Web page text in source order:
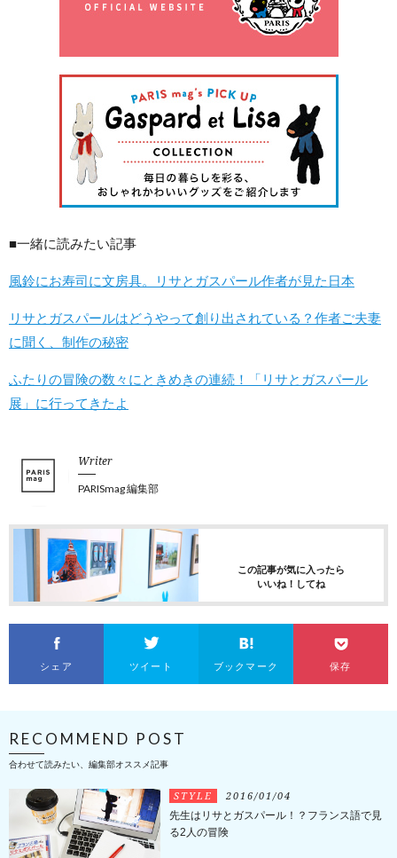
■一緒に読みたい記事
風鈴にお寿司に文房具。リサとガスパール作者が見た日本
リサとガスパールはどうやって創り出されている？作者ご夫妻
に聞く、制作の秘密
ふたりの冒険の数々にときめきの連続！「リサとガスパール
展」に行ってきたよ
Writer
PARISmag 編集部
この記事が気に入ったら
いいね！してね
シェア ツイート ブックマーク 保存
RECOMMEND POST
合わせて読みたい、編集部オススメ記事
STYLE 2016/01/04
先生はリサとガスパール！？フランス語で見
る2人の冒険